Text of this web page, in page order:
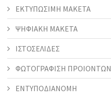
ΕΚΤΥΠΩΣΙΜΗ ΜΑΚΕΤΑ
ΨΗΦΙΑΚΗ ΜΑΚΕΤΑ
ΙΣΤΟΣΕΛΙΔΕΣ
ΦΩΤΟΓΡΑΦΙΣΗ ΠΡΟΙΟΝΤΩΝ
ΕΝΤΥΠΟΔΙΑΝΟΜΗ